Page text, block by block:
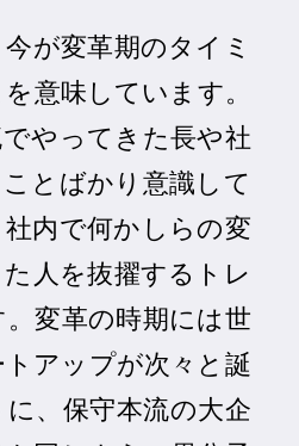
が変革期のタイミ
意味しています。
やってきた長や社
とばかり意識して
内で何かしらの変
人を抜擢するトレ
変革の時期には世
アップが次々と誕
、保守本流の大企